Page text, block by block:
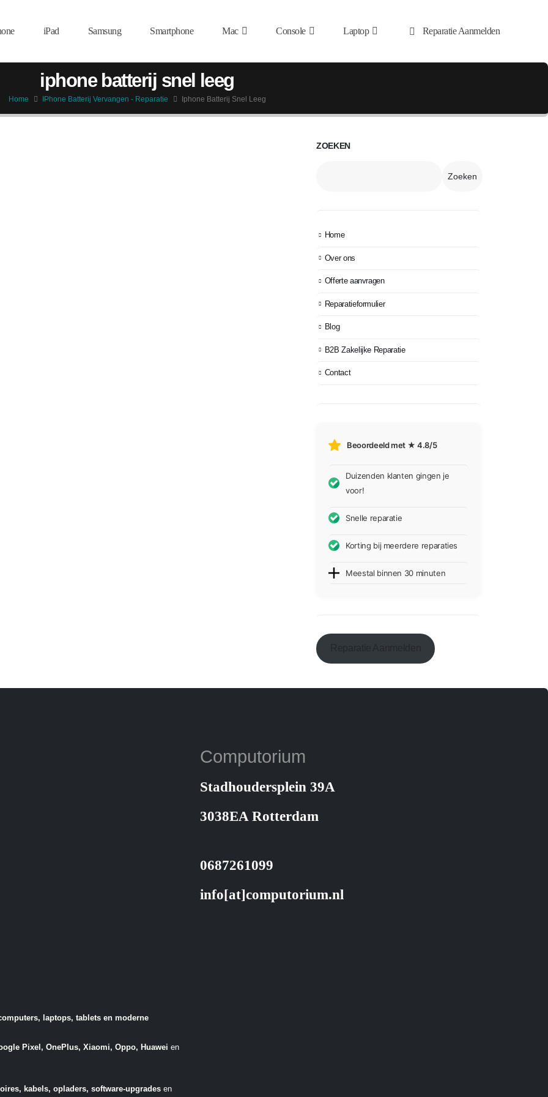
iPad Samsung Smartphone Mac Console Laptop Reparatie Aanmelden
iphone batterij snel leeg
Home IPhone Batterij Vervangen - Reparatie Iphone Batterij Snel Leeg
ZOEKEN
Zoeken
Home
Over ons
Offerte aanvragen
Reparatieformulier
Blog
B2B Zakelijke Reparatie
Contact
Beoordeeld met ★ 4.8/5
Duizenden klanten gingen je
voor!
Snelle reparatie
Korting bij meerdere reparaties
Meestal binnen 30 minuten
laptops, tablets en moderne
Pixel, OnePlus, Xiaomi, Oppo, Huawei en
kabels, opladers, software-upgrades en
Computorium
Stadhoudersplein 39A
3038EA Rotterdam
0687261099
info[at]computorium.nl